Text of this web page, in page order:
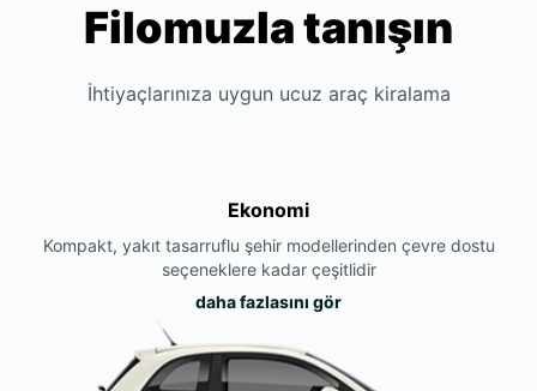
Filomuzla tanışın
İhtiyaçlarınıza uygun ucuz araç kiralama
Ekonomi
Kompakt, yakıt tasarruflu şehir modellerinden çevre dostu
seçeneklere kadar çeşitlidir
daha fazlasını gör